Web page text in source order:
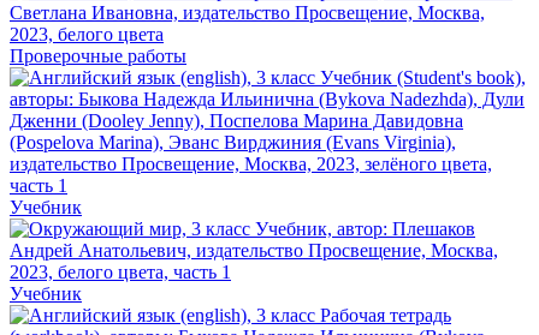
Проверочные работы
Учебник
Учебник